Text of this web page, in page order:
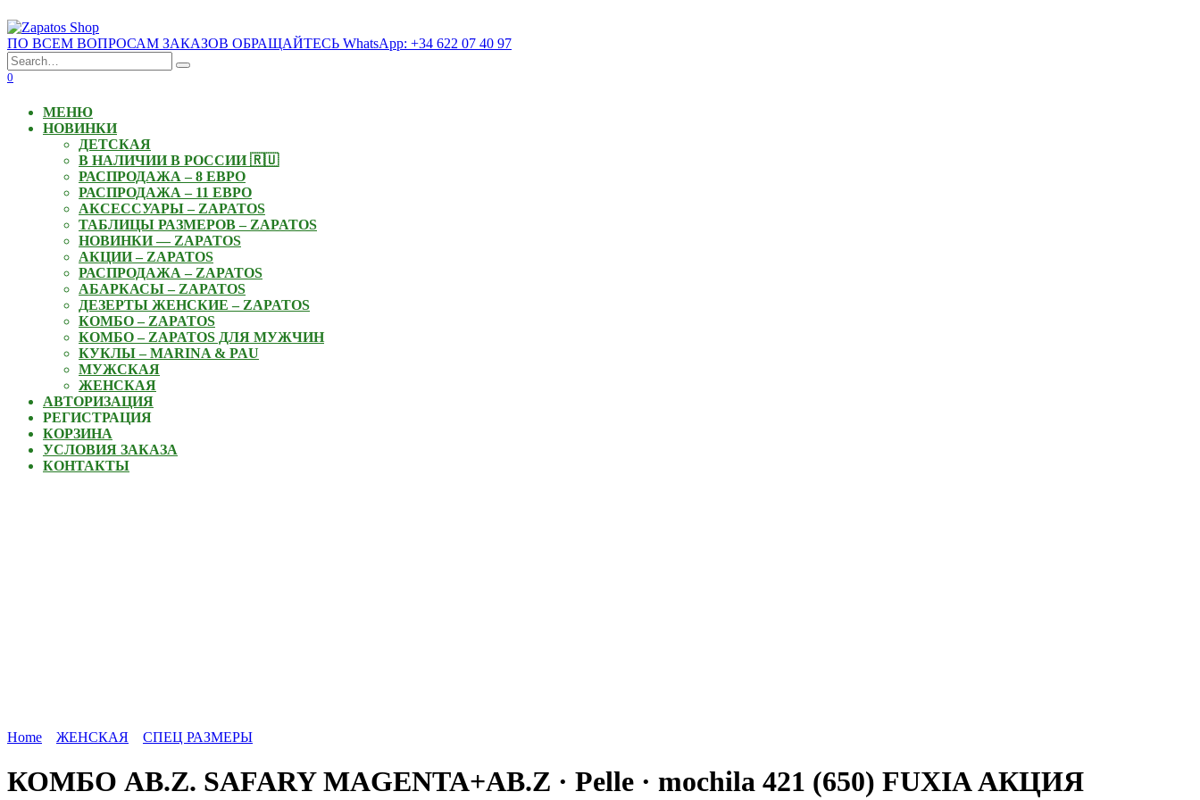
to
content
ПО ВСЕМ ВОПРОСАМ ЗАКАЗОВ ОБРАЩАЙТЕСЬ WhatsApp: +34 622 07 40 97
Search
for:
0
МЕНЮ
НОВИНКИ
ДЕТСКАЯ
В НАЛИЧИИ В РОССИИ 🇷🇺
РАСПРОДАЖА – 8 ЕВРО
РАСПРОДАЖА – 11 ЕВРО
АКСЕССУАРЫ – ZAPATOS
ТАБЛИЦЫ РАЗМЕРОВ – ZAPATOS
НОВИНКИ — ZAPATOS
АКЦИИ – ZAPATOS
РАСПРОДАЖА – ZAPATOS
АБАРКАСЫ – ZAPATOS
ДЕЗЕРТЫ ЖЕНСКИЕ – ZAPATOS
КОМБО – ZAPATOS
КОМБО – ZAPATOS ДЛЯ МУЖЧИН
КУКЛЫ – MARINA & PAU
МУЖСКАЯ
ЖЕНСКАЯ
АВТОРИЗАЦИЯ
РЕГИСТРАЦИЯ
КОРЗИНА
УСЛОВИЯ ЗАКАЗА
КОНТАКТЫ
Home ЖЕНСКАЯ СПЕЦ РАЗМЕРЫ
КОМБО AB.Z. SAFARY MAGENTA+AB.Z · Pelle · mochila 421 (650) FUXIA АКЦИЯ